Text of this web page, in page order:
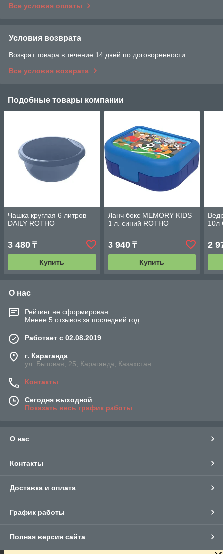
Все условия оплаты
Условия возврата
Возврат товара в течение 14 дней по договоренности
Все условия возврата
Подобные товары компании
Чашка круглая 6 литров
DAILY ROTHO
3 480 ₸
Купить
Ланч бокс MEMORY KIDS
1 л. синий ROTHO
3 940₸
Купить
10л
2
О нас
Рейтинг не сформирован
Менее 5 отзывов за последний год
Работает с 02.08.2019
г. Караганда
ул. Бытовая, 25, Караганда, Казахстан
Контакты
Сегодня выходной
Показать весь график работы
О нас
Контакты
Доставка и оплата
График работы
Полная версия сайта